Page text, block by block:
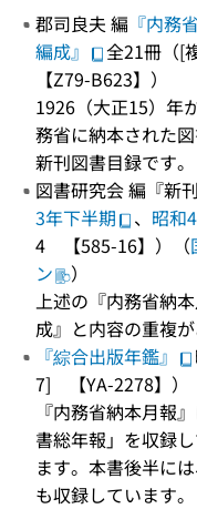
郡司良夫 編 『内務
編成』
全21冊（
【Z79-B623】）
1926（大正15）年
務省に納本された
新刊図書目録です。
図書研究会 編『新
3年下半期
、 昭和
4 【585-16】）（
ン
）
上述の『内務省納
成』と内容の重複が
『綜合出版年鑑』
7] 【YA-2278】）
『内務省納本月報
書総年報」を収録
ます。本書後半に
も収録しています。